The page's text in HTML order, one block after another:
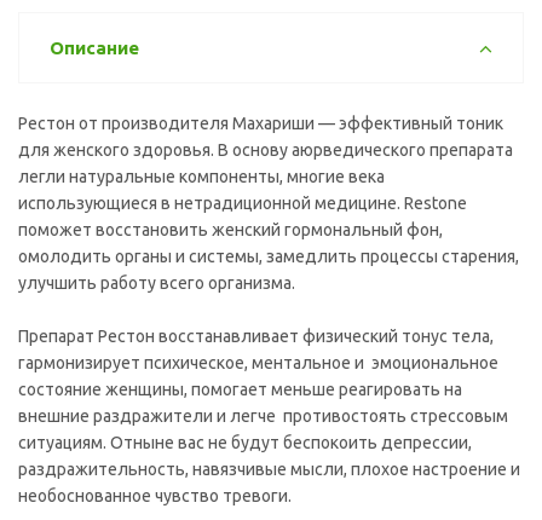
Описание
Рестон от производителя Махариши — эффективный тоник
для женского здоровья. В основу аюрведического препарата
легли натуральные компоненты, многие века
использующиеся в нетрадиционной медицине. Restone
поможет восстановить женский гормональный фон,
омолодить органы и системы, замедлить процессы старения,
улучшить работу всего организма.
Препарат Рестон восстанавливает физический тонус тела,
гармонизирует психическое, ментальное и эмоциональное
состояние женщины, помогает меньше реагировать на
внешние раздражители и легче противостоять стрессовым
ситуациям. Отныне вас не будут беспокоить депрессии,
раздражительность, навязчивые мысли, плохое настроение и
необоснованное чувство тревоги.